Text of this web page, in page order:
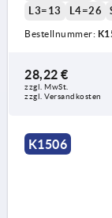
L3=13
L4=26
Bestellnummer:
28,22 €
zzgl. MwSt.
zzgl. Versandkosten
K1506